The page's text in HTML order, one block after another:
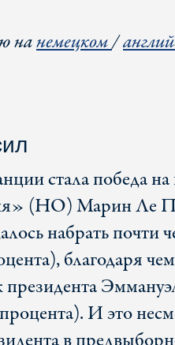
нанемецком/
стала победа
(НО) Марин Ле
набрать почти
благодаря
президента
И это